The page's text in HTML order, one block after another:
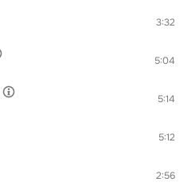
3:32
5:04
5:14
5:12
2:56